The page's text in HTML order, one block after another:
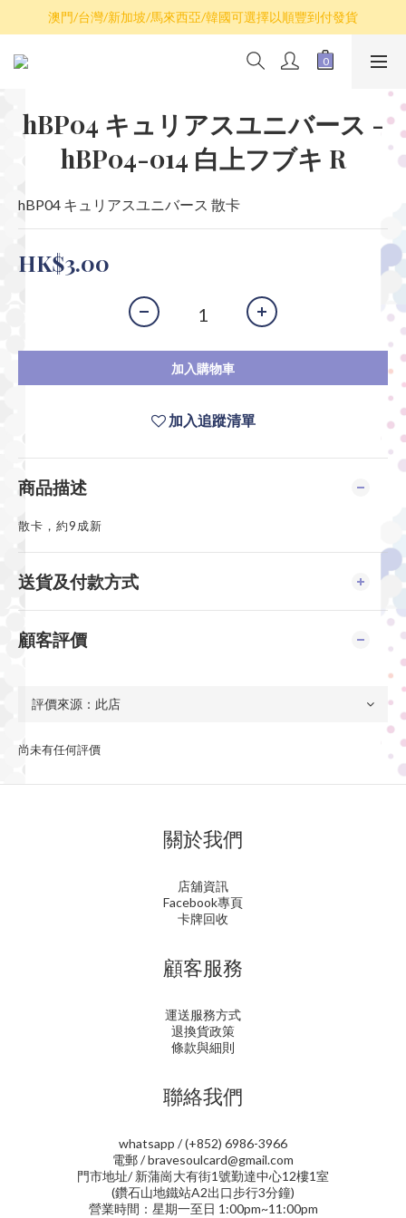
散卡買滿$100包平郵，全部產品買滿$800包順豐(香港境內)
澳門/台灣/新加坡/馬來西亞/韓國可選擇以順豐到付發貨
散卡買滿$100包平郵，全部產品買滿$800包順豐(香港境內)
hBP04 キュリアスユニバース -
hBP04-014 白上フブキ R
hBP04 キュリアスユニバース 散卡
HK$3.00
加入購物車
加入追蹤清單
商品描述
散卡，約9成新
送貨及付款方式
顧客評價
尚未有任何評價
關於我們
店舖資訊
Facebook專頁
卡牌回收
顧客服務
運送服務方式
退換貨政策
條款與細則
聯絡我們
whatsapp / (+852) 6986-3966
電郵 / bravesoulcard@gmail.com
門市地址/ 新蒲崗大有街1號勤達中心12樓1室
(鑽石山地鐵站A2出口步行3分鐘)
營業時間：星期一至日 1:00pm~11:00pm